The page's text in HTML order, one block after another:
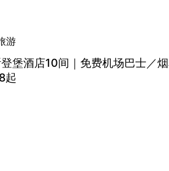
游
堡酒店10间｜免费机场巴士／
起